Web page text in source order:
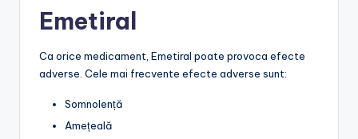
Emetiral
Ca orice medicament, Emetiral poate provoca efecte
adverse. Cele mai frecvente efecte adverse sunt:
Somnolență
Amețeală